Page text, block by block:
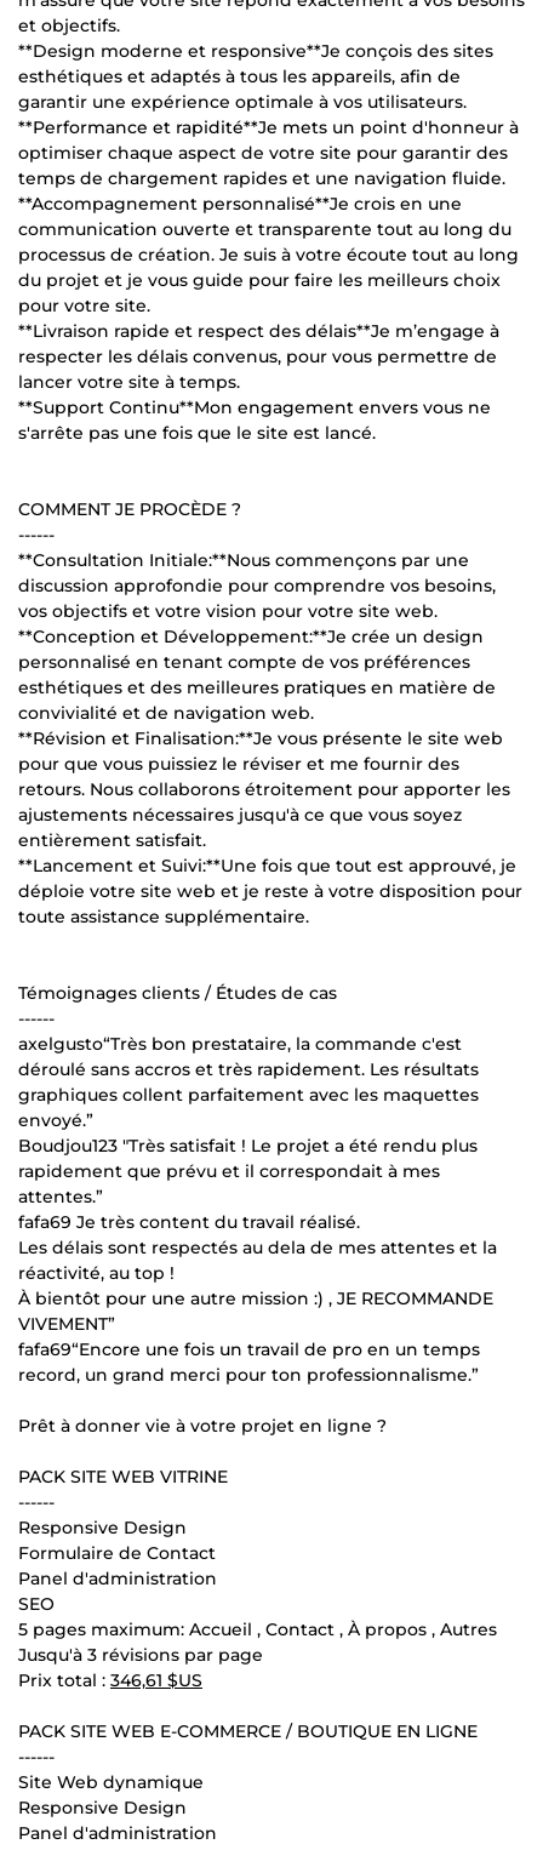
et objectifs.
**Design moderne et responsive**Je conçois des sites
esthétiques et adaptés à tous les appareils, afin de
garantir une expérience optimale à vos utilisateurs.
**Performance et rapidité**Je mets un point d'honneur à
optimiser chaque aspect de votre site pour garantir des
temps de chargement rapides et une navigation fluide.
**Accompagnement personnalisé**Je crois en une
communication ouverte et transparente tout au long du
processus de création. Je suis à votre écoute tout au long
du projet et je vous guide pour faire les meilleurs choix
pour votre site.
**Livraison rapide et respect des délais**Je m’engage à
respecter les délais convenus, pour vous permettre de
lancer votre site à temps.
**Support Continu**Mon engagement envers vous ne
s'arrête pas une fois que le site est lancé.
COMMENT JE PROCÈDE ?
------
**Consultation Initiale:**Nous commençons par une
discussion approfondie pour comprendre vos besoins,
vos objectifs et votre vision pour votre site web.
**Conception et Développement:**Je crée un design
personnalisé en tenant compte de vos préférences
esthétiques et des meilleures pratiques en matière de
convivialité et de navigation web.
**Révision et Finalisation:**Je vous présente le site web
pour que vous puissiez le réviser et me fournir des
retours. Nous collaborons étroitement pour apporter les
ajustements nécessaires jusqu'à ce que vous soyez
entièrement satisfait.
**Lancement et Suivi:**Une fois que tout est approuvé, je
déploie votre site web et je reste à votre disposition pour
toute assistance supplémentaire.
Témoignages clients / Études de cas
------
axelgusto“Très bon prestataire, la commande c'est
déroulé sans accros et très rapidement. Les résultats
graphiques collent parfaitement avec les maquettes
envoyé.”
Boudjou123 "Très satisfait ! Le projet a été rendu plus
rapidement que prévu et il correspondait à mes
attentes.”
fafa69 Je très content du travail réalisé.
Les délais sont respectés au dela de mes attentes et la
réactivité, au top !
À bientôt pour une autre mission :) , JE RECOMMANDE
VIVEMENT”
fafa69“Encore une fois un travail de pro en un temps
record, un grand merci pour ton professionnalisme.”
Prêt à donner vie à votre projet en ligne ?
PACK SITE WEB VITRINE
------
Responsive Design
Formulaire de Contact
Panel d'administration
SEO
5 pages maximum: Accueil , Contact , À propos , Autres
Jusqu'à 3 révisions par page
Prix total : 346,61 $US
PACK SITE WEB E-COMMERCE / BOUTIQUE EN LIGNE
------
Site Web dynamique
Responsive Design
Panel d'administration